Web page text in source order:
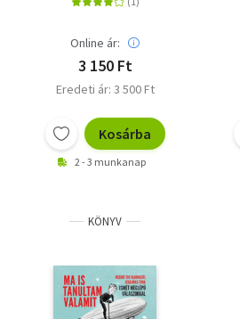
Online ár:
3 150 Ft
Eredeti ár: 3 500 Ft
Kosárba
2 - 3 munkanap
KÖNYV